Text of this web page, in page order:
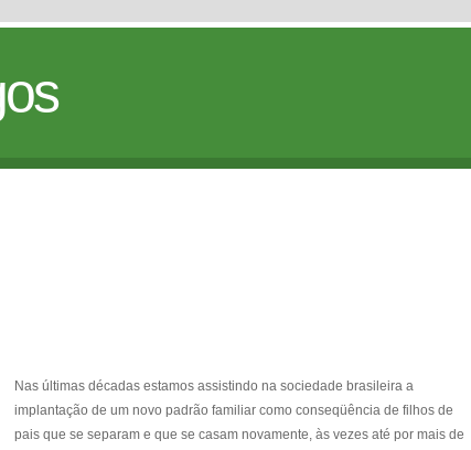
Nas últimas décadas estamos assistindo na sociedade brasileira a
implantação de um novo padrão familiar como conseqüência de filhos de
pais que se separam e que se casam novamente, às vezes até por mais de